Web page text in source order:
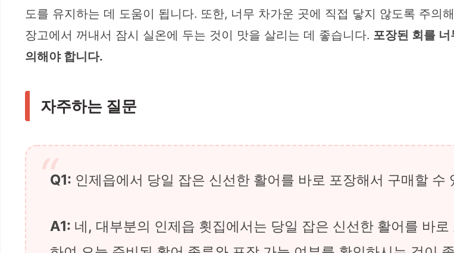
도를 유지하는 데 도움이 됩니다. 또한, 너무 차가운 곳에 직접 닿지 않도록 주의
장고에서 꺼내서 잠시 실온에 두는 것이 맛을 살리는 데 좋습니다. 포장된 회를
의해야 합니다.
자주하는 질문
Q1: 인제읍에서 당일 잡은 신선한 활어를 바로 포장해서 구매할 수
A1: 네, 대부분의 인제읍 횟집에서는 당일 잡은 신선한 활어를 바